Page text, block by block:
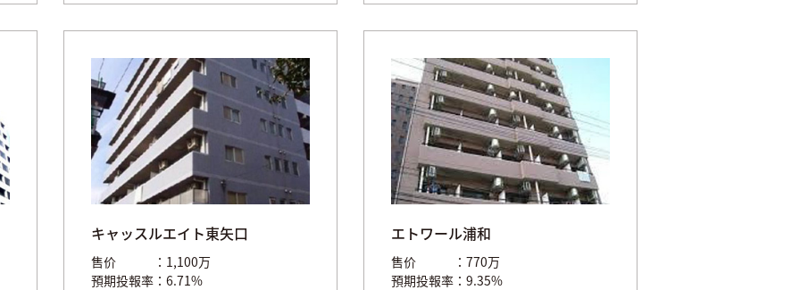
キャッスルエイト東矢口
售价
1,100万
預期投報率
6.71%
エトワール浦和
售价
770万
預期投報率
9.35%